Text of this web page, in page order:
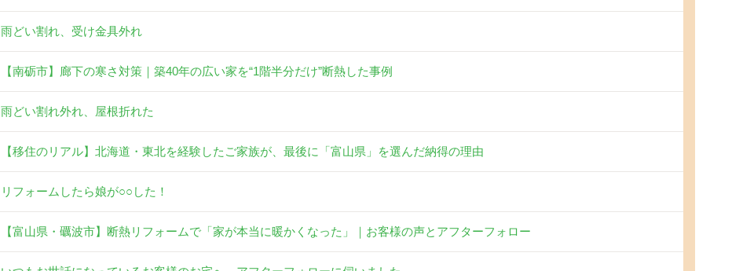
雨どい割れ、受け金具外れ
【南砺市】廊下の寒さ対策｜築40年の広い家を“1階半分だけ”断熱した事例
雨どい割れ外れ、屋根折れた
【移住のリアル】北海道・東北を経験したご家族が、最後に「富山県」を選んだ納得の理由
リフォームしたら娘が○○した！
【富山県・礪波市】断熱リフォームで「家が本当に暖かくなった」｜お客様の声とアフターフォロー